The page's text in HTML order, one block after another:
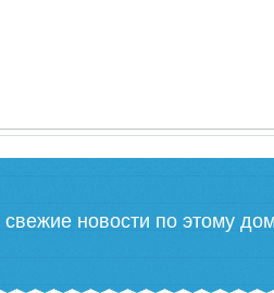
свежие новости по этому